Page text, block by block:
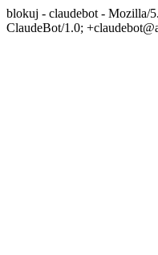
blokuj - claudebot - Mozilla/
ClaudeBot/1.0;